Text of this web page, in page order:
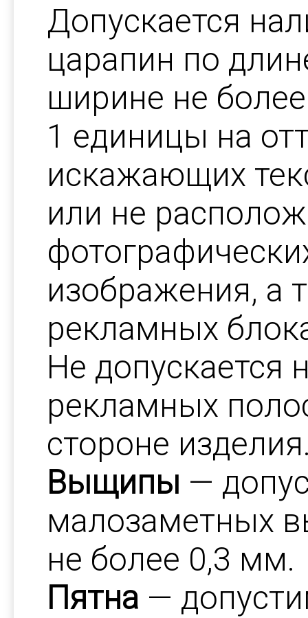
Допускается
царапин по
ширине не
1 единицы на
искажающих
или не
изображения, а
рекламных
Не допускается
рекламных
стороне
Выщипы —
малозаметных
не более 0,3 мм.
Пятна —